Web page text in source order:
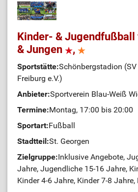
Kinder- & Jugendfußball
& Jungen
,
Sportstätte:Schönbergstadion
Freiburg e.V.)
Anbieter:Sportverein Blau-Weiß
Termine:Montag, 17:00 bis 20:00
Sportart:Fußball
Stadtteil:St. Georgen
Zielgruppe:Inklusive Angebote,
Jahre, Jugendliche 15-16 Jahre,
Kinder 4-6 Jahre, Kinder 7-8